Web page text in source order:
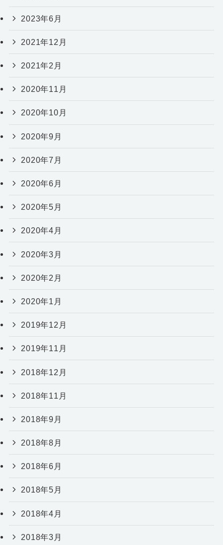
2023年6月
2021年12月
2021年2月
2020年11月
2020年10月
2020年9月
2020年7月
2020年6月
2020年5月
2020年4月
2020年3月
2020年2月
2020年1月
2019年12月
2019年11月
2018年12月
2018年11月
2018年9月
2018年8月
2018年6月
2018年5月
2018年4月
2018年3月